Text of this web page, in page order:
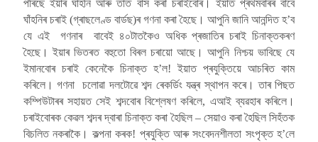
পৰিছে ইয়াৰ ঘাঁহনি আৰু তাত বাস কৰা চৰাইবোৰ। ইয়াত প্ৰথমবাৰৰ বাবে
ঘাঁহনিৰ চৰাই (গ্ৰাছলেণ্ড বাৰ্ডছ)ৰ গণনা কৰা হৈছে। আপুনি জানি আনন্দিত হ’ব
যে এই গণনাৰ বাবেই ৪০টাতকৈও অধিক প্ৰজাতিৰ চৰাই চিনাক্তকৰণ
হৈছে। ইয়াৰ ভিতৰত বহুতো বিৰল চৰায়ো আছে। আপুনি নিশ্চয় ভাবিছে যে
ইমানবোৰ চৰাই কেনেকৈ চিনাক্ত হ’ল! ইয়াত প্ৰযুক্তিয়ে আচৰিত কাম
কৰিলে। গণনা চলোৱা দলটোৱে শব্দ ৰেকৰ্ডিং যন্ত্ৰ স্থাপন কৰে। তাৰ পিছত
কম্পিউটাৰৰ সহায়ত সেই শব্দবোৰ বিশ্লেষণ কৰিলে, এআই ব্যৱহাৰ কৰিলে।
চৰাইবোৰক কেৱল শব্দৰ দ্বাৰা চিনাক্ত কৰা হৈছিল – সেয়াও কৰা হৈছিল সিহঁতক
বিচলিত নকৰাকৈ। কল্পনা কৰক! প্ৰযুক্তি আৰু সংবেদনশীলতা সংপৃক্ত হ’লে